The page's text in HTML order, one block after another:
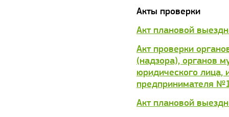
Акты проверки
Акт плановой
Акт проверки
(надзора), органов
юридического лица,
предпринимателя
Акт плановой